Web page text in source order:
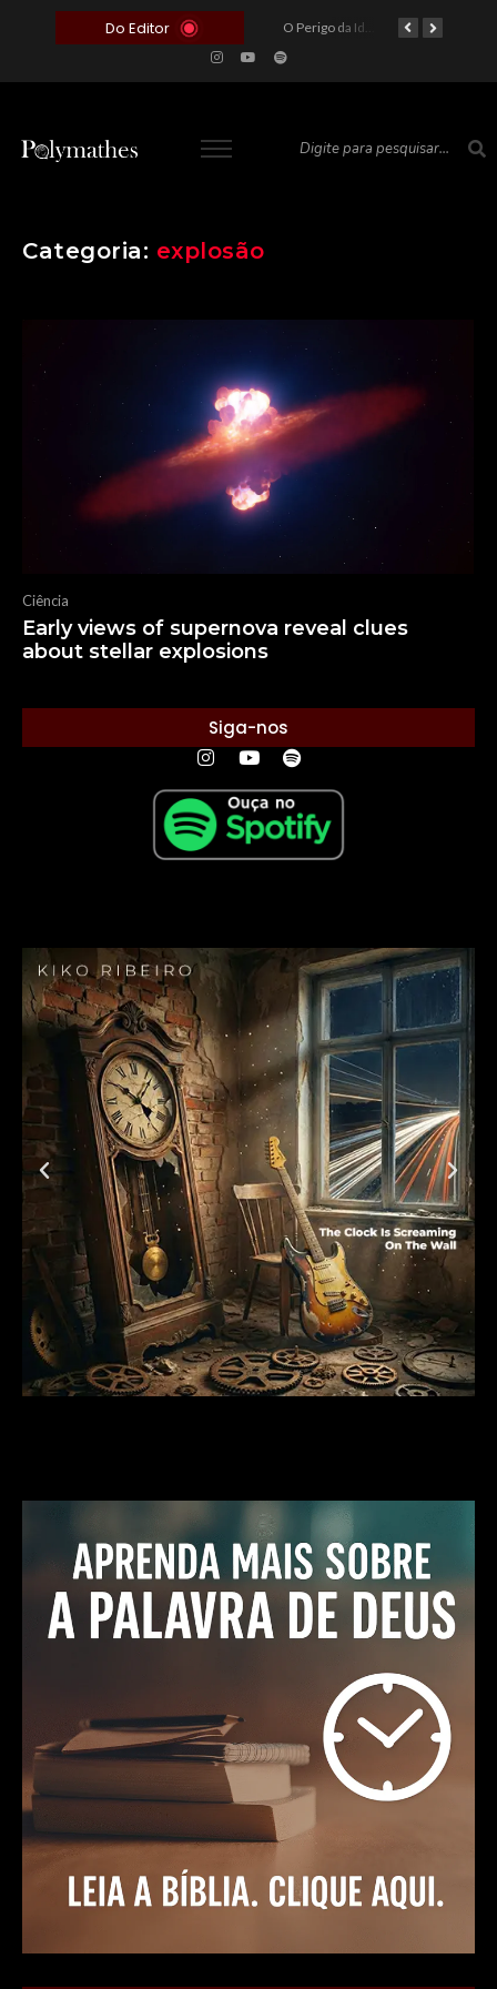
Do Editor
O Voto como Moeda: Clientelismo e o Analfabetismo Funcional Político no Brasil O Perigo da Ideologia Desenfreada na Justiça: Quando a Pauta Política Substitui a Pena Criminal
Categoria: explosão
Ciência
Early views of supernova reveal clues
about stellar explosions
Siga-nos